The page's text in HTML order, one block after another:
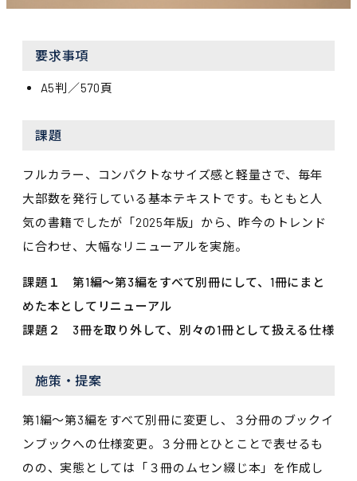
要求事項
A5判／570頁
課題
フルカラー、コンパクトなサイズ感と軽量さで、毎年
大部数を発行している基本テキストです。もともと人
気の書籍でしたが「2025年版」から、昨今のトレンド
に合わせ、大幅なリニューアルを実施。
課題１ 第1編～第3編をすべて別冊にして、1冊にまと
めた本としてリニューアル
課題２ 3冊を取り外して、別々の1冊として扱える仕様
施策・提案
第1編～第3編をすべて別冊に変更し、３分冊のブックイ
ンブックへの仕様変更。３分冊とひとことで表せるも
のの、実態としては「３冊のムセン綴じ本」を作成し